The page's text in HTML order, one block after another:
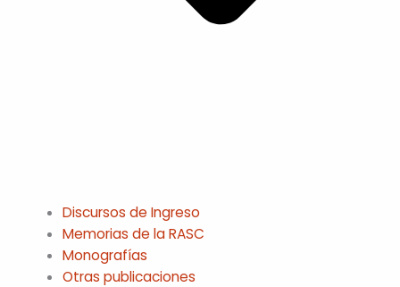
Discursos de Ingreso
Memorias de la RASC
Monografías
Otras publicaciones